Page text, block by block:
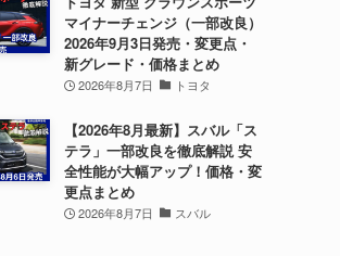
マイナーチェンジ（一部改良）
2026年9月3日発売・変更点・
新グレード・価格まとめ
2026年8月7日 トヨタ
【2026年8月最新】スバル「ス
テラ」一部改良を徹底解説 安
全性能が大幅アップ！価格・変
更点まとめ
2026年8月7日 スバル